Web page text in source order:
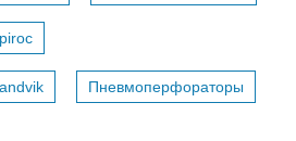
Пневмоперфораторы